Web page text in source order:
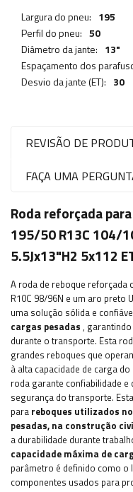
Largura do pneu: 195
Perfil do pneu: 50
Diâmetro da jante: 13"
Espaçamento dos
Desvio da jante (ET): 30
REVISÃO DE
FAÇA UMA
Roda reforçada para
195/50 R13C 104/
5.5Jx13"H2 5x112
A roda de reboque reforçada
R10C 98/96N e um aro preto
uma solução sólida e
cargas pesadas ,
durante o transporte. Esta
grandes reboques que
à alta capacidade de carga
roda garante confiabilidade e
segurança do transporte.
para reboques utilizados
pesadas, na construção
a durabilidade durante
capacidade máxima de
parâmetro é definido como o
componentes usados ​​para